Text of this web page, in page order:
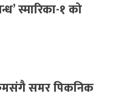
स्मारिका-१ को
समर पिकनिक